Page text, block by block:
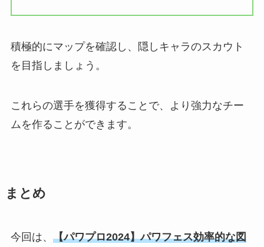
積極的にマップを確認し、隠しキャラのスカウト
を目指しましょう。
これらの選手を獲得することで、より強力なチー
ムを作ることができます。
まとめ
今回は、 【パワプロ2024】パワフェス効率的な図